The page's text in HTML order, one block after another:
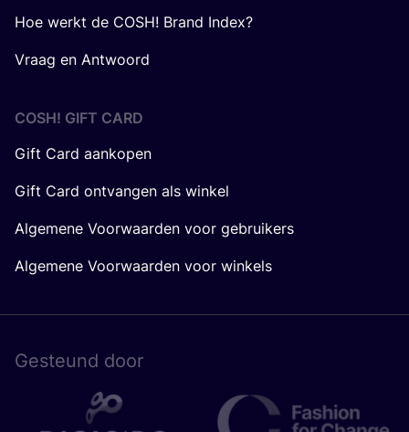
Hoe werkt de COSH! Brand Index?
Vraag en Antwoord
COSH! GIFT CARD
Gift Card aankopen
Gift Card ontvangen als winkel
Algemene Voorwaarden voor gebruikers
Algemene Voorwaarden voor winkels
Gesteund door